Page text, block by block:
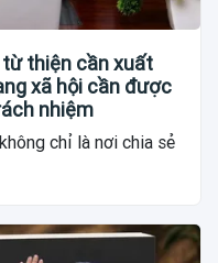
từ thiện cần xuất
xã hội cần được
nhiệm
chỉ là nơi chia sẻ